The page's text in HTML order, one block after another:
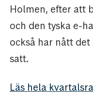
Holmen, efter att
och den tyska e-
också har nått
satt.
Läs hela